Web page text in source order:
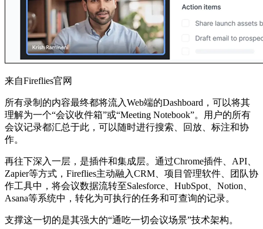
来自Fireflies官网
所有录制的内容最终都将流入Web端的Dashboard，可以将其
理解为一个“会议收件箱”或“Meeting Notebook”。用户的所有
会议记录都汇总于此，可以随时进行搜索、回放、标注和协
作。
再往下深入一层，是插件和集成层。通过Chrome插件、API、
Zapier等方式，Fireflies主动融入CRM、项目管理软件、团队协
作工具中，将会议数据流转至Salesforce、HubSpot、Notion、
Asana等系统中，转化为可执行的任务和可查询的记录。
支撑这一切的是其强大的“通吃一切会议场景”技术架构。